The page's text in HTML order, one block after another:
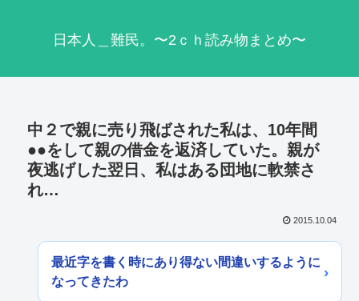
日本人＿難民。〜2ｃｈ読み物まとめ〜
中２で親に売り飛ばされた私は、10年間
●●をして親の借金を返済していた。親が
夜逃げした翌日、私はある団地に軟禁さ
れ…
2015.10.04
最近字を書く時にあり得ない間違いするように
なってきたわ